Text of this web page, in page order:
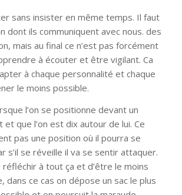
sans insister en même temps. Il faut
dont ils communiquent avec nous. des
mais au final ce n’est pas forcément
à écouter et être vigilant. Ca
à chaque personnalité et chaque
le moins possible.
l’on se positionne devant un
que l’on est dix autour de lui. Ce
pas une position où il pourra se
s’il se réveille il va se sentir attaquer.
réfléchir à tout ça et d’être le moins
dans ce cas on dépose un sac le plus